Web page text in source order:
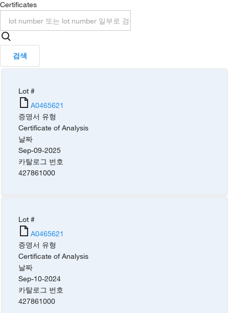
Certificates
검색
Lot #
A0465621
증명서 유형
Certificate of Analysis
날짜
Sep-09-2025
카탈로그 번호
427861000
Lot #
A0465621
증명서 유형
Certificate of Analysis
날짜
Sep-10-2024
카탈로그 번호
427861000